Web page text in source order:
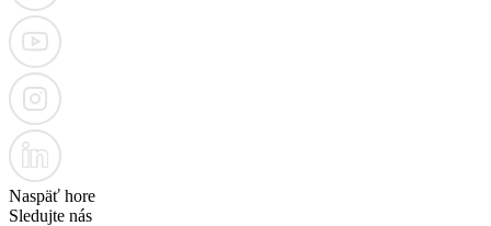
Naspäť hore
Sledujte nás